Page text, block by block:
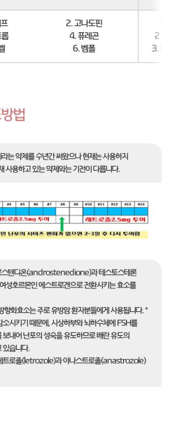
2. 고나도핀
롭
4. 퓨레곤
6. 벰폴
2. 아
3. 메노
법
는 약제를 수년간 써왔으나 현재는 사용하지
사용하고 있는 약제와는 기전이 다릅니다.
스텐디온(androstenedione)과 테스토스테론
호르몬인 에스트로겐으로 전환시키는 효소를
향화효소는 주로 유방암 환자분들에게 사용됩니다. *
소시키기 때문에, 시상하부와 뇌하수체에 FSH를
보내어 난포의 성숙을 유도하므로 배란 유도의
있습니다.
트로졸(letrozole)과 아나스트로졸(anastrozole)